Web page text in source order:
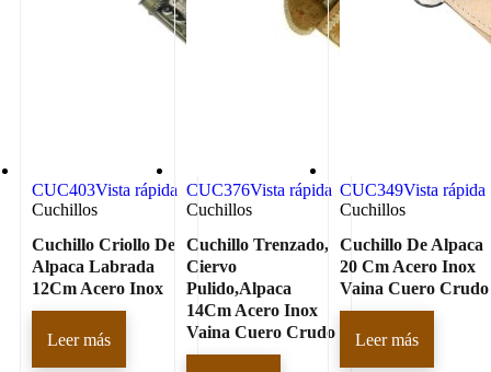
CUC403Vista rápida
Cuchillos
Cuchillo Criollo De
Alpaca Labrada
12Cm Acero Inox
Leer más
CUC376Vista rápida
Cuchillos
Cuchillo Trenzado,
Ciervo
Pulido,Alpaca
14Cm Acero Inox
Vaina Cuero Crudo
CUC349Vista rápida
Cuchillos
Cuchillo De Alpaca
20 Cm Acero Inox
Vaina Cuero Crudo
Leer más